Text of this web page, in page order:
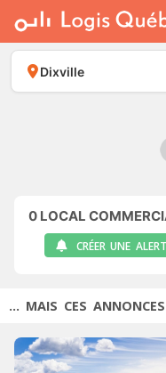
À LOUER
À VENDRE
PLACER UNE
Dixville
0 LOCAL
CRÉER UNE
... MAIS CES